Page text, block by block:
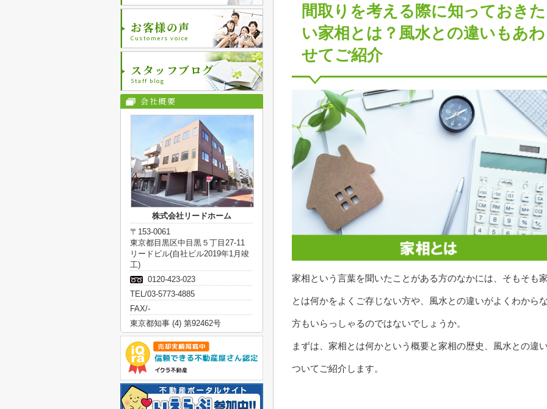
間取りを考える際に知っておきた
い家相とは？風水との違いもあわ
せてご紹介
家相という言葉を聞いたことがある方のなかには、そもそも
とは何かをよくご存じない方や、風水との違いがよくわから
方もいらっしゃるのではないでしょうか。
まずは、家相とは何かという概要と家相の歴史、風水との違
ついてご紹介します。
お客様の声
Customers voice
スタッフブログ
Staff blog
会社概要
株式会社リードホーム
〒153-0061
東京都目黒区中目黒５丁目27-11
リードビル(自社ビル2019年1月竣
工)
0120-423-023
TEL/03-5773-4885
FAX/-
東京都知事 (4) 第92462号